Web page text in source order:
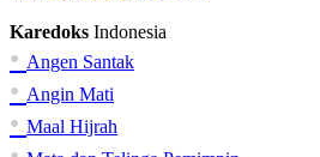
Karedoks Indonesia
• Angen Santak
• Angin Mati
• Maal Hijrah